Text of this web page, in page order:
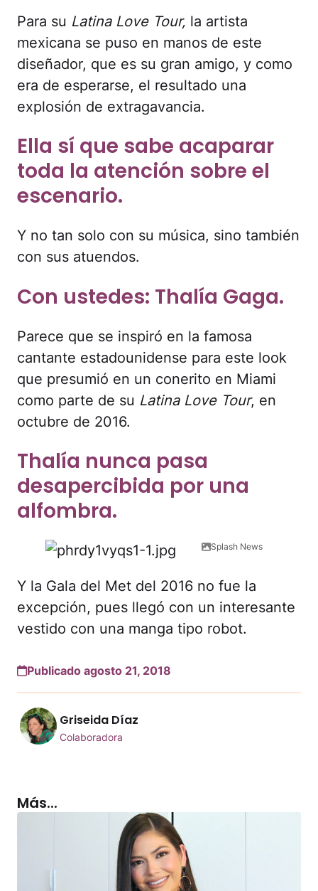
Para su Latina Love Tour, la artista
mexicana se puso en manos de este
diseñador, que es su gran amigo, y como
era de esperarse, el resultado una
explosión de extragavancia.
Ella sí que sabe acaparar
toda la atención sobre el
escenario.
Y no tan solo con su música, sino también
con sus atuendos.
Con ustedes: Thalía Gaga.
Parece que se inspiró en la famosa
cantante estadounidense para este look
que presumió en un conerito en Miami
como parte de su Latina Love Tour, en
octubre de 2016.
Thalía nunca pasa
desapercibida por una
alfombra.
Splash News
Y la Gala del Met del 2016 no fue la
excepción, pues llegó con un interesante
vestido con una manga tipo robot.
Publicado agosto 21, 2018
Griseida Díaz
Colaboradora
Más...